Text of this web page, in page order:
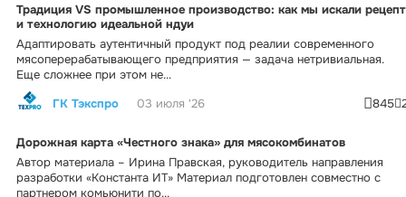
Традиция VS промышленное производство: как мы искали рецепт
и технологию идеальной ндуи
Адаптировать аутентичный продукт под реалии современного
мясоперерабатывающего предприятия — задача нетривиальная.
Еще сложнее при этом не...
ГК Тэкспро
03 июля '26 845
Дорожная карта «Честного знака» для мясокомбинатов
Автор материала – Ирина Правская, руководитель направления
разработки «Константа ИТ» Материал подготовлен совместно с
партнером комьюнити по...